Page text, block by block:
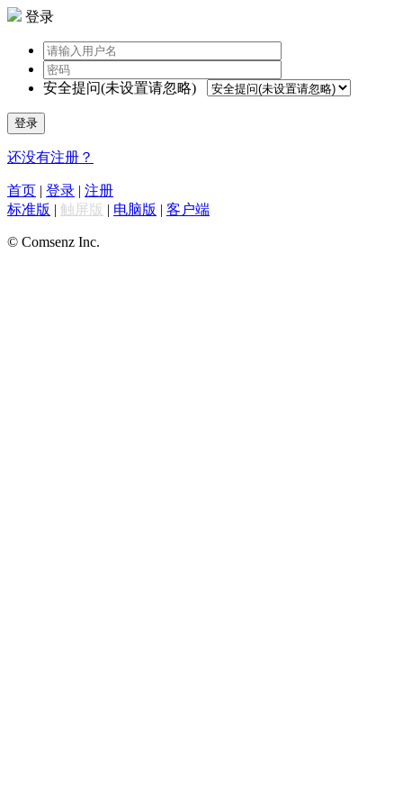
登录
安全提问(未设置请忽略)
登录
还没有注册？
首页 | 登录 | 注册
标准版 | 触屏版 | 电脑版 | 客户端
© Comsenz Inc.